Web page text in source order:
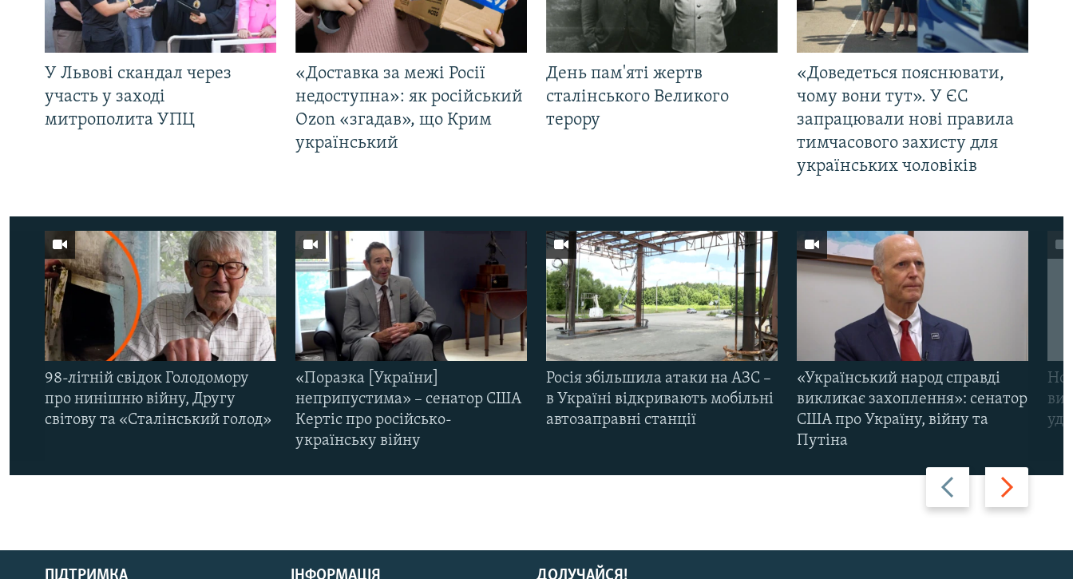
РУС
У Львові скандал через
участь у заході
митрополита УПЦ
«Доставка за межі Росії
недоступна»: як російський
Ozon «згадав», що Крим
український
День пам'яті жертв
сталінського Великого
терору
«Доведеться пояснювати,
чому вони тут». У ЄС
запрацювали нові правила
тимчасового захисту для
українських чоловіків
Назад Вперед
98-літній свідок Голодомору
про нинішню війну, Другу
світову та «Сталінський голод»
«Поразка [України]
неприпустима» – сенатор США
Кертіс про російсько-
українську війну
Росія збільшила атаки на АЗС –
в Україні відкривають мобільні
автозаправні станції
«Український народ справді
викликає захоплення»: сенатор
США про Україну, війну та
Путіна